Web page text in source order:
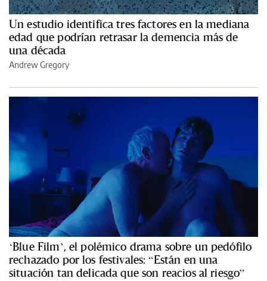
Un estudio identifica tres factores en la mediana
edad que podrían retrasar la demencia más de
una década
Andrew Gregory
‘Blue Film’, el polémico drama sobre un pedófilo
rechazado por los festivales: “Están en una
situación tan delicada que son reacios al riesgo”